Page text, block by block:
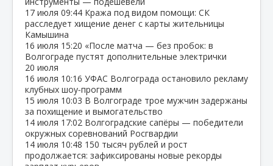
17 июля 09:44 Кража под видом помощи: СК
расследует хищение денег с карты жительницы
Камышина
16 июля 15:20 «После матча — без пробок: в
Волгограде пустят дополнительные электрички
20 июля
16 июля 10:16 УФАС Волгограда остановило рекламу
клубных шоу‑программ
15 июля 10:03 В Волгограде трое мужчин задержаны
за похищение и вымогательство
14 июля 17:02 Волгоградские сапёры — победители
окружных соревнований Росгвардии
14 июля 10:48 150 тысяч рублей и рост
продолжается: зафиксированы новые рекорды